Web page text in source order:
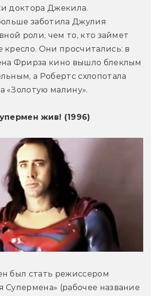
доктора Джекила.
заботила Джулия
роли, чем то, кто займет
кресло. Они просчитались: в
Фрирза кино вышло блеклым
а Робертс схлопотала
«Золотую малину».
жив! (1996)
был стать режиссером
Супермена» (рабочее название